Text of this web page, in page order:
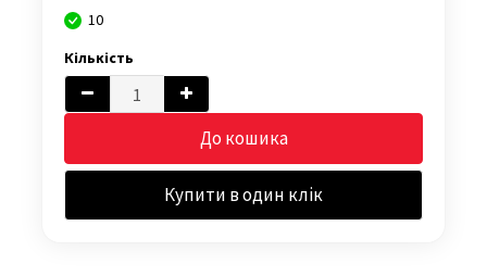
10
Кількість
До кошика
Купити в один клік